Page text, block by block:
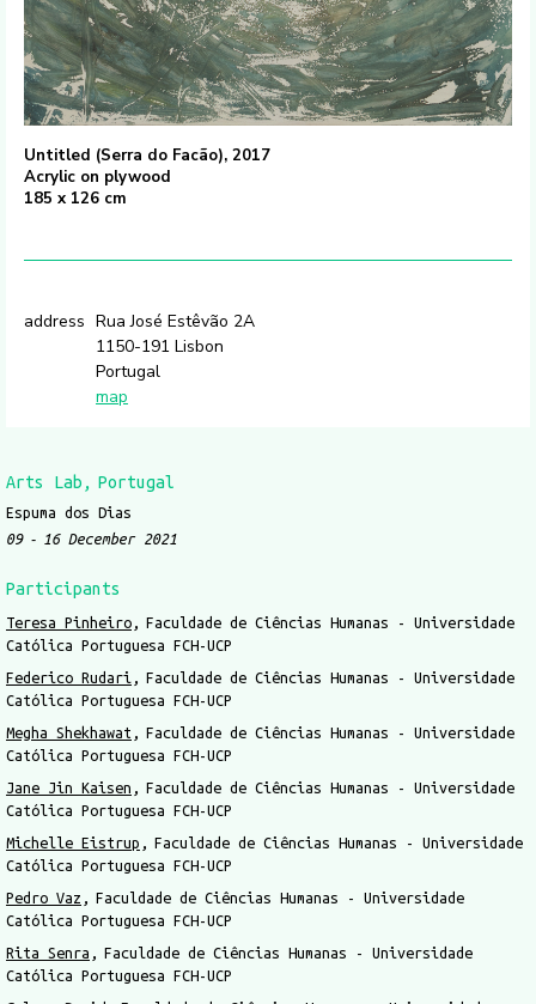
Untitled (Serra do Facão), 2017
Acrylic on plywood
185 x 126 cm
address Rua José Estêvão 2A
1150-191 Lisbon
Portugal
map
Arts Lab Portugal
Espuma dos Dias
09
16 December 2021
Participants
Teresa Pinheiro
Faculdade de Ciências Humanas - Universidade
Católica Portuguesa FCH-UCP
Federico Rudari
Faculdade de Ciências Humanas - Universidade
Católica Portuguesa FCH-UCP
Megha Shekhawat
Faculdade de Ciências Humanas - Universidade
Católica Portuguesa FCH-UCP
Jane Jin Kaisen
Faculdade de Ciências Humanas - Universidade
Católica Portuguesa FCH-UCP
Michelle Eistrup
Faculdade de Ciências Humanas - Universidade
Católica Portuguesa FCH-UCP
Pedro Vaz
Faculdade de Ciências Humanas - Universidade
Católica Portuguesa FCH-UCP
Rita Senra
Faculdade de Ciências Humanas - Universidade
Católica Portuguesa FCH-UCP